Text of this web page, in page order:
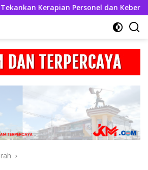
Kerapian Personel dan Kebersihan